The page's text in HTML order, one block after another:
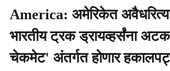
America: अमेरिकेत अवैधरित्या
भारतीय ट्रक ड्रायव्हर्संना
चेकमेट' अंतर्गत होणार